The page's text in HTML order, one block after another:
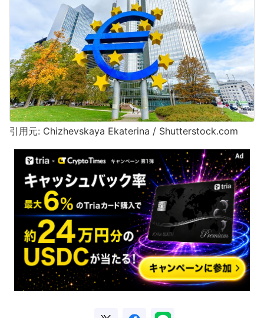
引用元: Chizhevskaya Ekaterina / Shutterstock.com